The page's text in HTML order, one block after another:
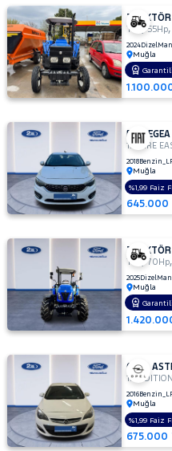
TTL,55Hp
2024Dizel
Muğla
Garantili
FIAT EGEA
1.4 FIRE
2018
Muğla
645.000
%1,99 Faiz
TTL,70Hp
2025Dizel
Muğla
Garantili
OPEL
1.6
2016
Muğla
675.000
%1,99 Faiz